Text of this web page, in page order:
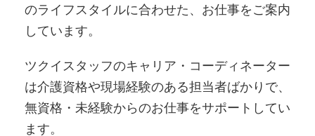
のライフスタイルに合わせた、お仕事をご案内
しています。
ツクイスタッフのキャリア・コーディネーター
は介護資格や現場経験のある担当者ばかりで、
無資格・未経験からのお仕事をサポートしてい
ます。